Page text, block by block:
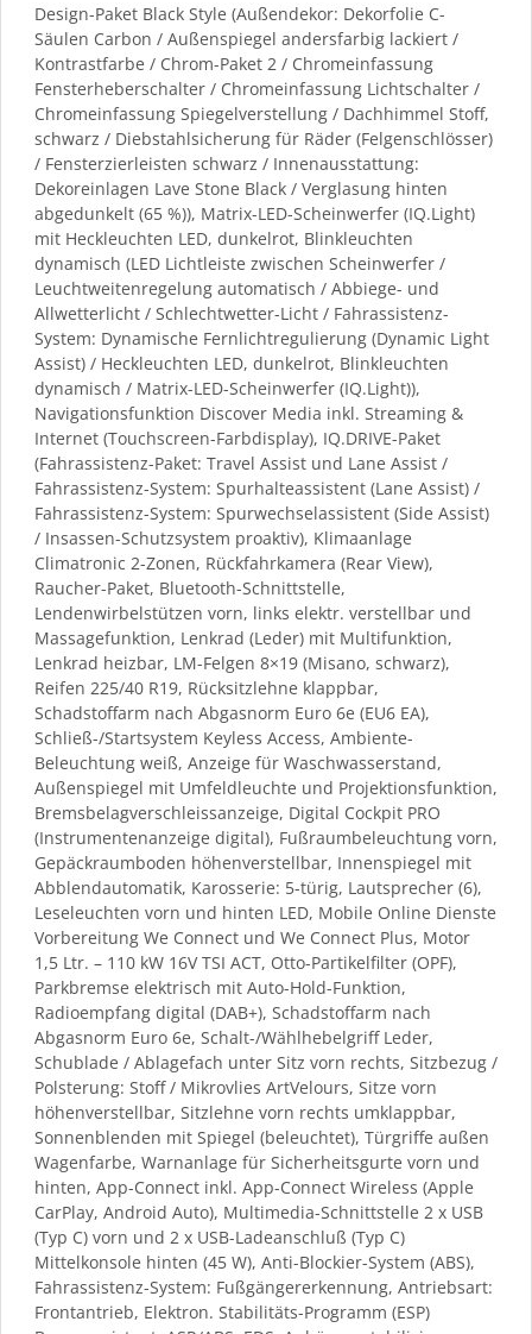
Design-Paket Black Style (Außendekor: Dekorfolie C-
Säulen Carbon / Außenspiegel andersfarbig lackiert /
Kontrastfarbe / Chrom-Paket 2 / Chromeinfassung
Fensterheberschalter / Chromeinfassung Lichtschalter /
Chromeinfassung Spiegelverstellung / Dachhimmel Stoff,
schwarz / Diebstahlsicherung für Räder (Felgenschlösser)
/ Fensterzierleisten schwarz / Innenausstattung:
Dekoreinlagen Lave Stone Black / Verglasung hinten
abgedunkelt (65 %)), Matrix-LED-Scheinwerfer (IQ.Light)
mit Heckleuchten LED, dunkelrot, Blinkleuchten
dynamisch (LED Lichtleiste zwischen Scheinwerfer /
Leuchtweitenregelung automatisch / Abbiege- und
Allwetterlicht / Schlechtwetter-Licht / Fahrassistenz-
System: Dynamische Fernlichtregulierung (Dynamic Light
Assist) / Heckleuchten LED, dunkelrot, Blinkleuchten
dynamisch / Matrix-LED-Scheinwerfer (IQ.Light)),
Navigationsfunktion Discover Media inkl. Streaming &
Internet (Touchscreen-Farbdisplay), IQ.DRIVE-Paket
(Fahrassistenz-Paket: Travel Assist und Lane Assist /
Fahrassistenz-System: Spurhalteassistent (Lane Assist) /
Fahrassistenz-System: Spurwechselassistent (Side Assist)
/ Insassen-Schutzsystem proaktiv), Klimaanlage
Climatronic 2-Zonen, Rückfahrkamera (Rear View),
Raucher-Paket, Bluetooth-Schnittstelle,
Lendenwirbelstützen vorn, links elektr. verstellbar und
Massagefunktion, Lenkrad (Leder) mit Multifunktion,
Lenkrad heizbar, LM-Felgen 8×19 (Misano, schwarz),
Reifen 225/40 R19, Rücksitzlehne klappbar,
Schadstoffarm nach Abgasnorm Euro 6e (EU6 EA),
Schließ-/Startsystem Keyless Access, Ambiente-
Beleuchtung weiß, Anzeige für Waschwasserstand,
Außenspiegel mit Umfeldleuchte und Projektionsfunktion,
Bremsbelagverschleissanzeige, Digital Cockpit PRO
(Instrumentenanzeige digital), Fußraumbeleuchtung vorn,
Gepäckraumboden höhenverstellbar, Innenspiegel mit
Abblendautomatik, Karosserie: 5-türig, Lautsprecher (6),
Leseleuchten vorn und hinten LED, Mobile Online Dienste
Vorbereitung We Connect und We Connect Plus, Motor
1,5 Ltr. – 110 kW 16V TSI ACT, Otto-Partikelfilter (OPF),
Parkbremse elektrisch mit Auto-Hold-Funktion,
Radioempfang digital (DAB+), Schadstoffarm nach
Abgasnorm Euro 6e, Schalt-/Wählhebelgriff Leder,
Schublade / Ablagefach unter Sitz vorn rechts, Sitzbezug /
Polsterung: Stoff / Mikrovlies ArtVelours, Sitze vorn
höhenverstellbar, Sitzlehne vorn rechts umklappbar,
Sonnenblenden mit Spiegel (beleuchtet), Türgriffe außen
Wagenfarbe, Warnanlage für Sicherheitsgurte vorn und
hinten, App-Connect inkl. App-Connect Wireless (Apple
CarPlay, Android Auto), Multimedia-Schnittstelle 2 x USB
(Typ C) vorn und 2 x USB-Ladeanschluß (Typ C)
Mittelkonsole hinten (45 W), Anti-Blockier-System (ABS),
Fahrassistenz-System: Fußgängererkennung, Antriebsart:
Frontantrieb, Elektron. Stabilitäts-Programm (ESP)